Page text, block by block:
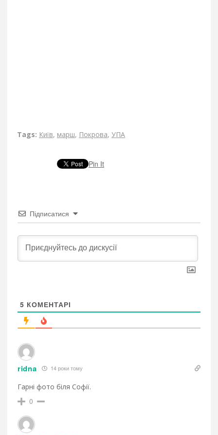
Tags: Київ, марш, Покрова, УПА
Pin It
Підписатися
5 КОМЕНТАРІ
ridna 14 роки тому
Гарні фото біля Софії.
0